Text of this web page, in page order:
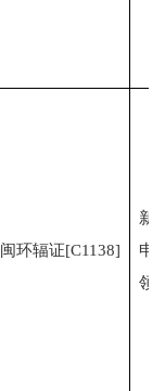
闽环辐证[C1138]
新
申
领